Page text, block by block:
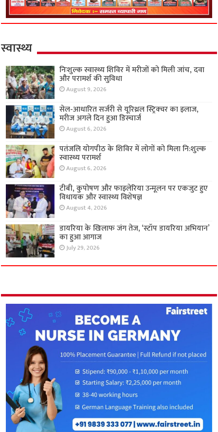
स्वास्थ्य
निःशुल्क स्वास्थ्य शिविर में मरीजों को मिली जांच, दवा
और परामर्श की सुविधा
August 9, 2026
सेल-आधारित सर्जरी से यूरिथ्रल स्ट्रिक्चर का इलाज,
मरीज अगले दिन हुआ डिस्चार्ज
August 6, 2026
पतंजलि योगपीठ के शिविर में लोगों को मिला नि:शुल्क
स्वास्थ्य परामर्श
August 6, 2026
टीबी, कुपोषण और फाइलेरिया उन्मूलन पर एकजुट हुए
विधायक और स्वास्थ्य विशेषज्ञ
August 4, 2026
डायरिया के खिलाफ जंग तेज, ‘स्टॉप डायरिया अभियान’
का हुआ आगाज
July 29, 2026